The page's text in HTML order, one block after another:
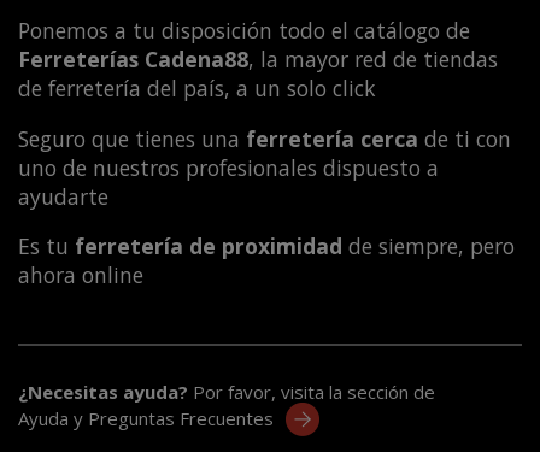
Ponemos a tu disposición todo el catálogo de
Ferreterías Cadena88, la mayor red de tiendas
de ferretería del país, a un solo click
Seguro que tienes una ferretería cerca de ti con
uno de nuestros profesionales dispuesto a
ayudarte
Es tu ferretería de proximidad de siempre, pero
ahora online
¿Necesitas ayuda? Por favor, visita la sección de
Ayuda y Preguntas Frecuentes